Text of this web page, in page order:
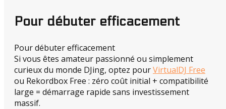
Pour débuter efficacement
Pour débuter efficacement
Si vous êtes amateur passionné ou simplement
curieux du monde DJing, optez pourVirtualDJ Free
ou Rekordbox Free : zéro coût initial + compatibilité
large = démarrage rapide sans investissement
massif.